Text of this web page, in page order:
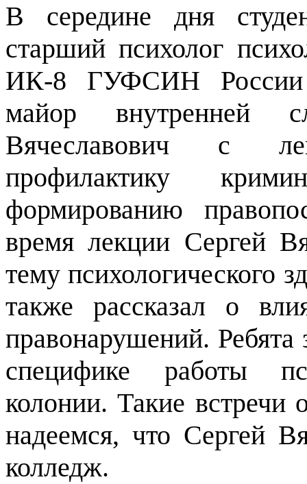
В середине дня
старший психолог
ИК-8 ГУФСИН России
майор внутренней
Вячеславович с
профилактику
формированию
время лекции Сергей
тему психологического
также рассказал о
правонарушений.
специфике работы
колонии. Такие встречи
надеемся, что Сергей
колледж.